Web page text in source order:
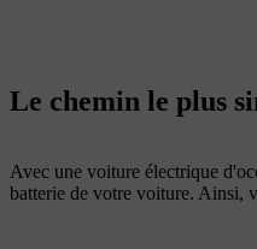
Le chemin le plus
Avec une voiture électrique
batterie de votre voiture. Ainsi,